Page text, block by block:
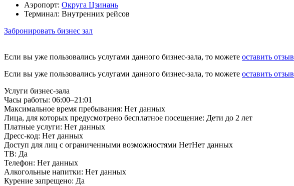
Аэропорт: Округа Цзинань
Терминал: Внутренних рейсов
Забронировать бизнес зал
Если вы уже пользовались услугами данного бизнес-зала, то можете оставить отзыв
Если вы уже пользовались услугами данного бизнес-зала, то можете оставить отзыв
Услуги бизнес-зала
Часы работы: 06:00–21:01
Максимальное время пребывания: Нет данных
Лица, для которых предусмотрено бесплатное посещение: Дети до 2 лет
Платные услуги: Нет данных
Дресс-код: Нет данных
Доступ для лиц с ограниченными возможностями НетНет данных
ТВ: Да
Телефон: Нет данных
Алкогольные напитки: Нет данных
Курение запрещено: Да